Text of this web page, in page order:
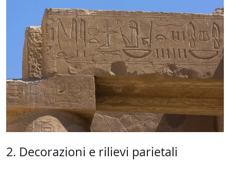
2. Decorazioni e rilievi parietali